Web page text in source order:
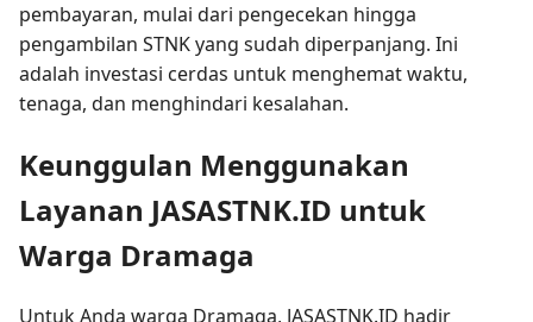
pembayaran, mulai dari pengecekan hingga
pengambilan STNK yang sudah diperpanjang. Ini
adalah investasi cerdas untuk menghemat waktu,
tenaga, dan menghindari kesalahan.
Keunggulan Menggunakan
Layanan JASASTNK.ID untuk
Warga Dramaga
Untuk Anda warga Dramaga, JASASTNK.ID hadir